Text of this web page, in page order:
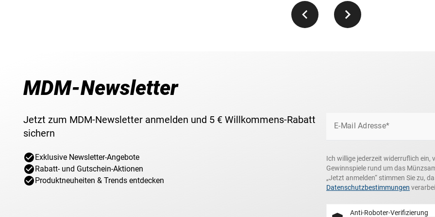
MDM-Newsletter
Jetzt zum MDM-Newsletter anmelden und 5 € Willkommens-Rabatt
sichern
Exklusive Newsletter-Angebote
Rabatt- und Gutschein-Aktionen
Produktneuheiten & Trends entdecken
E-Mail Adresse*
Ich willige jederzeit widerruflich ein,
Gewinnspiele rund um das
„Jetzt anmelden“ stimmen Sie zu,
Datenschutzbestimmungen
Anti-Roboter-Verifizierung